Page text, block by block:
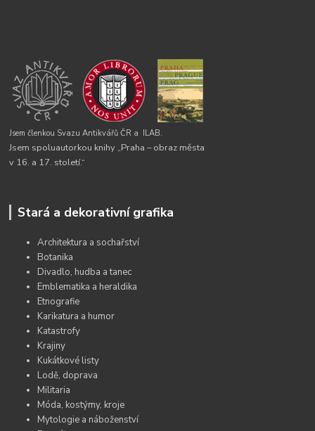
Jsem členkou Svazu Antikvářů ČR a ILAB.
Jsem spoluautorkou knihy „Praha – obraz města
v 16. a 17. století.“
Stará a dekorativní grafika
Architektura a sochařství
Botanika
Divadlo, hudba a tanec
Emblematika a heraldika
Etnografie
Karikatura a humor
Katastrofy
Krajiny
Kukátkové listy
Lodě, doprava
Militaria
Móda, kostýmy, kroje
Mytologie a náboženství